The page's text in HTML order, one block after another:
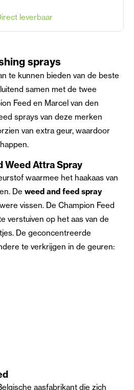
leverbaar
sprays
te kunnen bieden van de beste
samen met de twee
Feed en Marcel van den
sprays van deze merken
van extra geur, waardoor
Weed Attra Spray
waarmee het haakaas van
De weed and feed spray
vissen. De Champion Feed
verstuiven op het aas van de
De geconcentreerde
te verkrijgen in de geuren:
aasfabrikant die zich